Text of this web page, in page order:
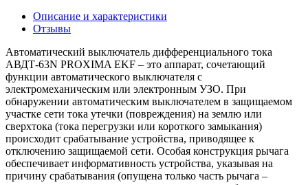
Описание и характеристики
Отзывы
Автоматический выключатель дифференциального тока
АВДТ-63N PROXIMA EKF – это аппарат, сочетающий
функции автоматического выключателя с
электромеханическим или электронным УЗО. При
обнаружении автоматическим выключателем в защищаемом
участке сети тока утечки (повреждения) на землю или
сверхтока (тока перегрузки или короткого замыкания)
происходит срабатывание устройства, приводящее к
отключению защищаемой сети. Особая конструкция рычага
обеспечивает информативность устройства, указывая на
причину срабатывания (опущена только часть рычага –